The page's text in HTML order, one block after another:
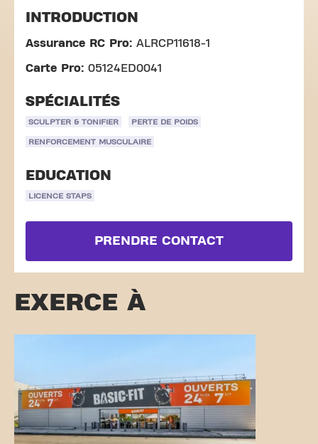
INTRODUCTION
Assurance RC Pro: ALRCP11618-1
Carte Pro: 05124ED0041
SPÉCIALITÉS
SCULPTER & TONIFIER PERTE DE POIDS
RENFORCEMENT MUSCULAIRE
EDUCATION
LICENCE STAPS
PRENDRE CONTACT
EXERCE À